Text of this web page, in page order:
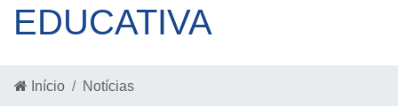
EDUCATIVA
Início Notícias